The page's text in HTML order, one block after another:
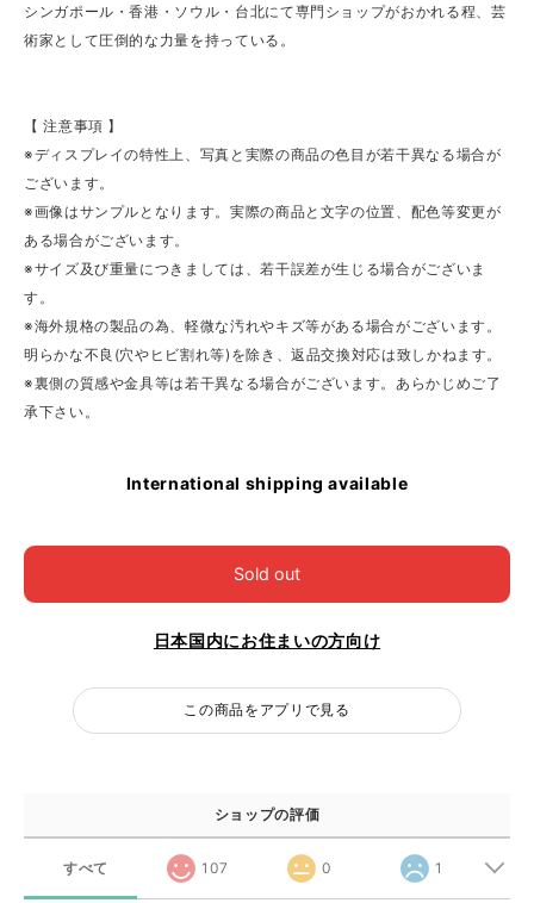
シンガポール・香港・ソウル・台北にて専門ショップがおかれる程、芸
術家として圧倒的な力量を持っている。
【 注意事項 】
※ディスプレイの特性上、写真と実際の商品の色目が若干異なる場合が
ございます。
※画像はサンプルとなります。実際の商品と文字の位置、配色等変更が
ある場合がございます。
※サイズ及び重量につきましては、若干誤差が生じる場合がございま
す。
※海外規格の製品の為、軽微な汚れやキズ等がある場合がございます。
明らかな不良(穴やヒビ割れ等)を除き、返品交換対応は致しかねます。
※裏側の質感や金具等は若干異なる場合がございます。あらかじめご了
承下さい。
International shipping available
Sold out
日本国内にお住まいの方向け
この商品をアプリで見る
ショップの評価
すべて 107 0 1